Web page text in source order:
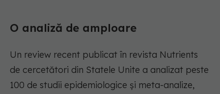
O analiză de amploare
Un review recent publicat în revista Nutrients
de cercetători din Statele Unite a analizat peste
100 de studii epidemiologice și meta-analize,